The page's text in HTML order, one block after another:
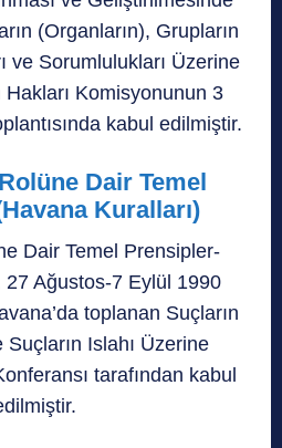
(Organların), Grupların
ve Sorumlulukları Üzerine
Komisyonunun 3
kabul edilmiştir.
Dair Temel
Kuralları)
Dair Temel Prensipler-
27 Ağustos-7 Eylül 1990
toplanan Suçların
Islahı Üzerine
tarafından kabul